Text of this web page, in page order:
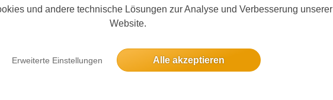
und andere technische Lösungen zur Analyse und Verbesserung unserer
Website.
Erweiterte Einstellungen Alle akzeptieren